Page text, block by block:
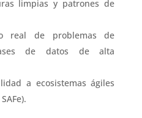
limpias y patrones de
real de problemas de
de datos de alta
a ecosistemas ágiles